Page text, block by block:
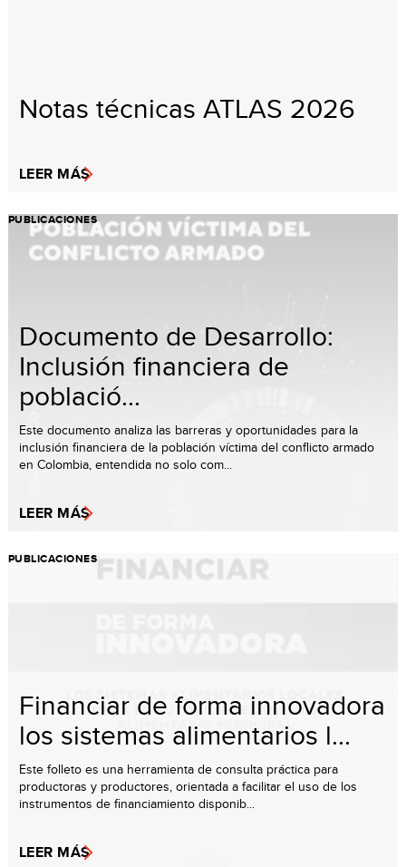
Notas técnicas ATLAS 2026
LEER MÁS
PUBLICACIONES
Documento de Desarrollo:
Inclusión financiera de
població...
Este documento analiza las barreras y oportunidades para la
inclusión financiera de la población víctima del conflicto armado
en Colombia, entendida no solo com...
LEER MÁS
PUBLICACIONES
Financiar de forma innovadora
los sistemas alimentarios l...
Este folleto es una herramienta de consulta práctica para
productoras y productores, orientada a facilitar el uso de los
instrumentos de financiamiento disponib...
LEER MÁS